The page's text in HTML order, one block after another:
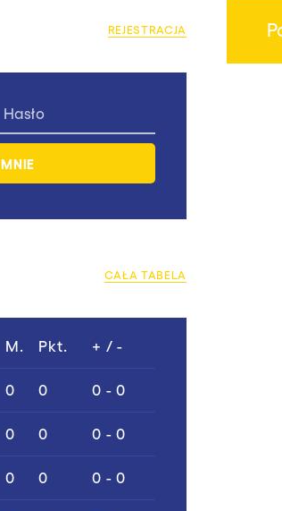
REJESTRACJA
CAŁA TABELA
M. Pkt. + / -
0 0 0 - 0
0 0 0 - 0
0 0 0 - 0